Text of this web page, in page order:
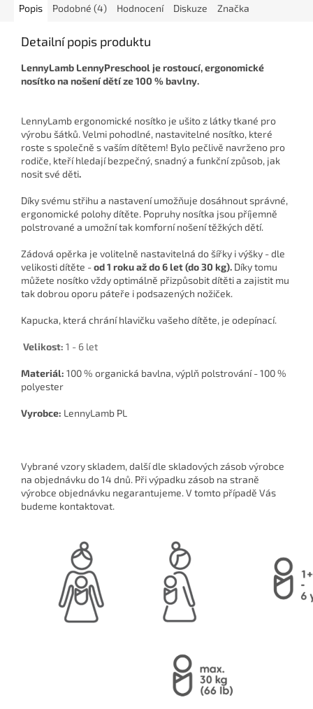
Popis Podobné (4) Hodnocení Diskuze Značka
Detailní popis produktu
LennyLamb LennyPreschool je rostoucí, ergonomické
nosítko na nošení dětí ze100 % bavlny.
LennyLamb ergonomické nosítko je ušito z látky tkané pro
výrobu šátků. Velmi pohodlné, nastavitelné nosítko, které
roste s společně s vaším dítětem! Bylo pečlivě navrženo pro
rodiče, kteří hledají bezpečný, snadný a funkční způsob, jak
nosit své děti.
Díky svému střihu a nastavení umožňuje dosáhnout správné,
ergonomické polohy dítěte. Popruhy nosítka jsou příjemně
polstrované a umožní tak komforní nošení těžkých dětí.
Zádová opěrka je volitelně nastavitelná do šířky i výšky - dle
velikosti dítěte -od 1 roku až do 6 let (do 30 kg). Díky tomu
můžete nosítko vždy optimálně přizpůsobit dítěti a zajistit mu
tak dobrou oporu páteře i podsazených nožiček.
Kapucka, která chrání hlavičku vašeho dítěte, je odepínací.
Velikost: 1 - 6 let
Materiál: 100 % organická bavlna, výplň polstrování - 100 %
polyester
Vyrobce: LennyLamb PL
Vybrané vzory skladem, další dle skladových zásob výrobce
na objednávku do 14 dnů. Při výpadku zásob na straně
výrobce objednávku negarantujeme. V tomto případě Vás
budeme kontaktovat.